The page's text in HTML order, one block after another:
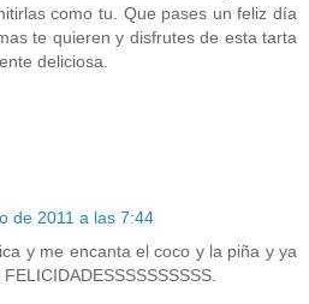
como tu. Que pases un feliz día
te quieren y disfrutes de esta tarta
deliciosa.
de 2011 a las 7:44
y me encanta el coco y la piña y ya